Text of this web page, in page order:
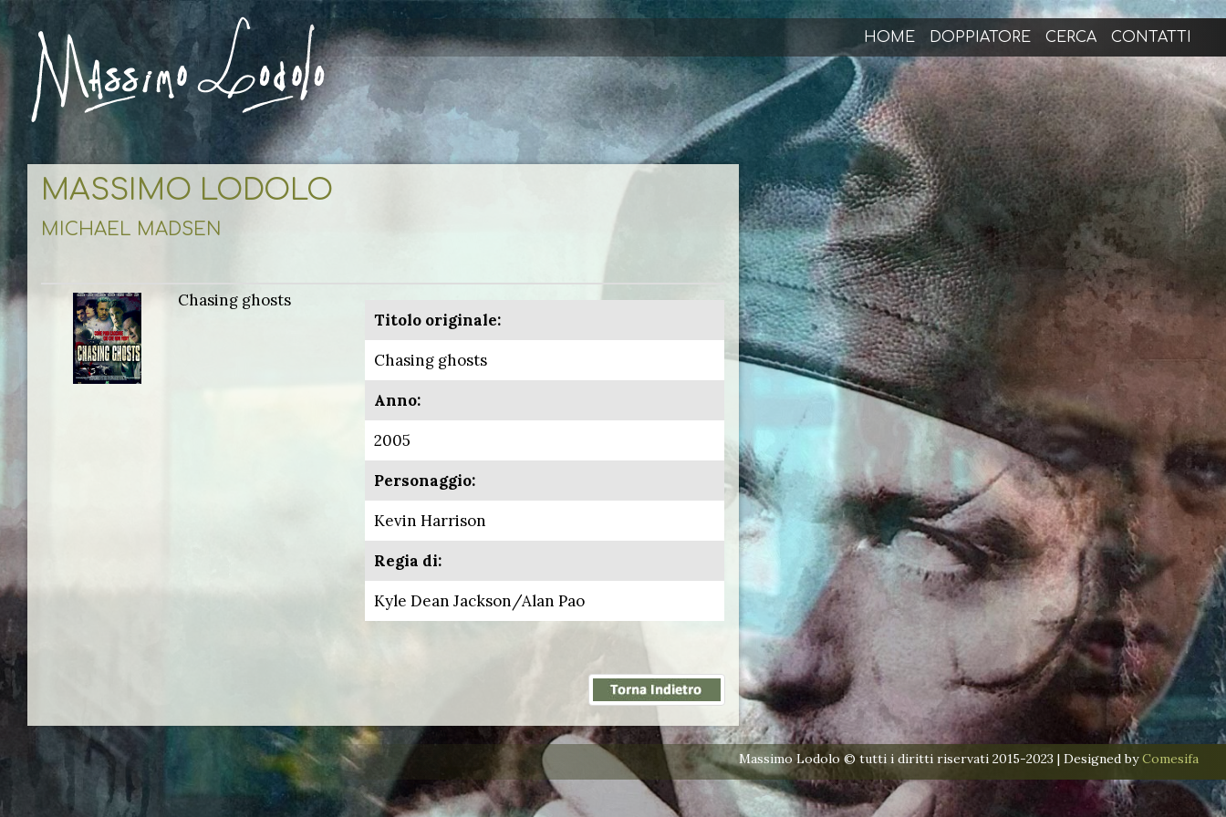
HOME DOPPIATORE CERCA CONTATTI
MASSIMO LODOLO
MICHAEL MADSEN
Chasing ghosts
Titolo originale:
Chasing ghosts
Anno:
2005
Personaggio:
Kevin Harrison
Regia di:
Kyle Dean Jackson/Alan Pao
Massimo Lodolo © tutti i diritti riservati 2015-2023 | Designed byComesifa